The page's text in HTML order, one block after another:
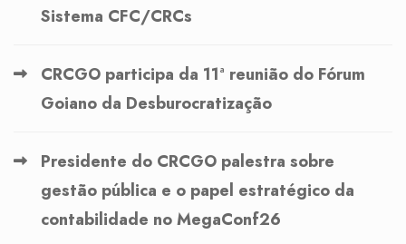
Sistema CFC/CRCs
CRCGO participa da 11ª reunião do Fórum
Goiano da Desburocratização
Presidente do CRCGO palestra sobre
gestão pública e o papel estratégico da
contabilidade no MegaConf26